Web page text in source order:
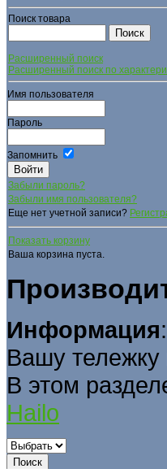
Поиск товара
Расширенный поиск
Расширенный поиск по
Имя пользователя
Пароль
Запомнить
Забыли пароль?
Забыли имя пользователя?
Еще нет учетной записи?
Показать корзину
Ваша корзина пуста.
Информация
Вашу тележку
В этом
Hailo